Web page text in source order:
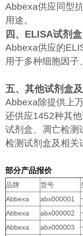
Abbexa供应同型
用途。
四、 ELISA试剂盒
Abbexa供应的
用于多种细胞因子
五、其他试剂盒
Abbexa除提供上
还供应1452种其
试剂盒、凋亡检测
检测试剂盒及相关
部分产品报价
品牌 货号
Abbexa
abx000001
Abbexa
abx000002
Abbexa
abx000003